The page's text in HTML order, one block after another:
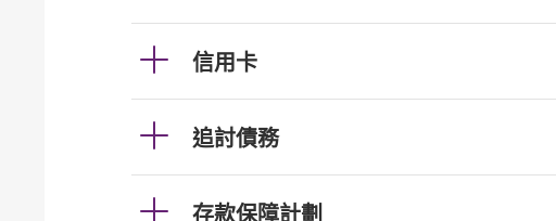
信用卡
追討債務
存款保障計劃